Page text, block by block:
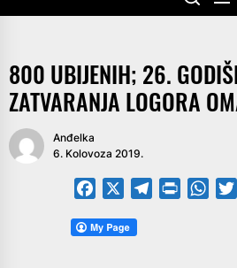
800 UBIJENIH; 26.
ZATVARANJA LOGORA
Anđelka
6. Kolovoza 2019.
Facebook Telegram